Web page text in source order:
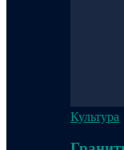
Культура